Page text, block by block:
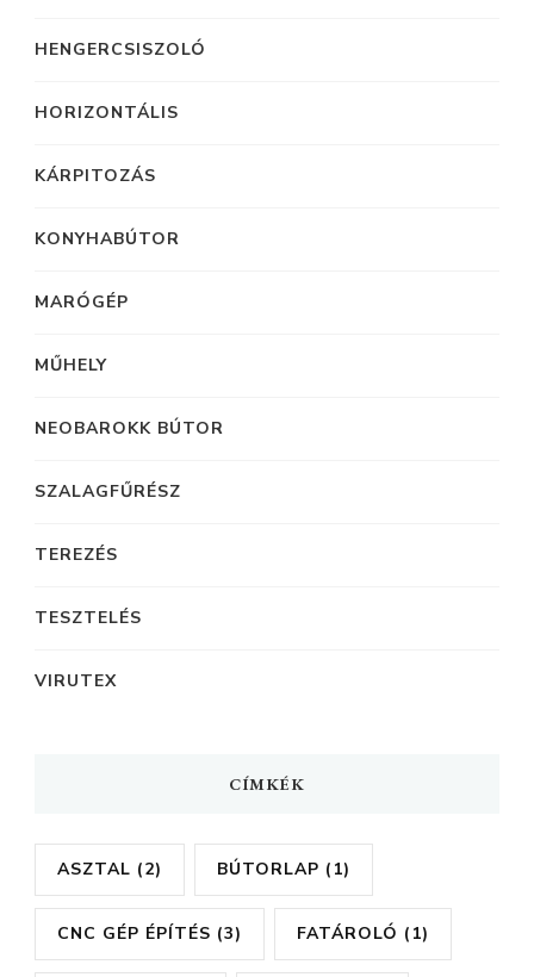
HENGERCSISZOLÓ
HORIZONTÁLIS
KÁRPITOZÁS
KONYHABÚTOR
MARÓGÉP
MŰHELY
NEOBAROKK BÚTOR
SZALAGFŰRÉSZ
TEREZÉS
TESZTELÉS
VIRUTEX
CÍMKÉK
ASZTAL (2) BÚTORLAP (1)
CNC GÉP ÉPÍTÉS (3) FATÁROLÓ (1)